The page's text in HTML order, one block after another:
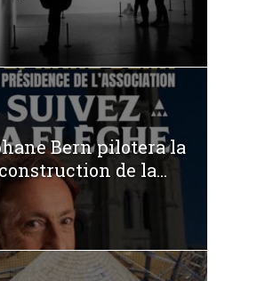
Bern pilotera la
de la...